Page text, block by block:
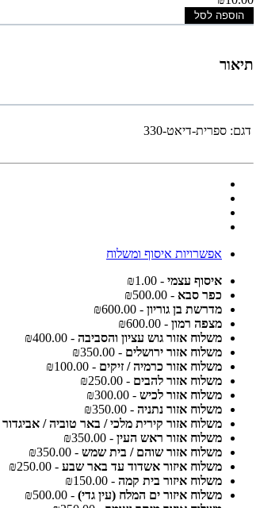
הוספה לסל
תיאור
דגם: ספרית-דיאט-330
אפשרויות איסוף ומשלוח
איסוף עצמי - ₪1.00
כפר סבא - ₪500.00
מדרשת בן גוריון - ₪600.00
מצפה רמון - ₪600.00
משלוח אזור גוש עציון והסביבה - ₪400.00
משלוח אזור ירושלים - ₪350.00
משלוח אזור כרמיה / זיקים - ₪100.00
משלוח אזור להבים - ₪250.00
משלוח אזור לכיש - ₪300.00
משלוח אזור נתניה - ₪350.00
משלוח אזור קירית מלכי / באר טוביה / אביגדור
משלוח אזור ראש העין - ₪350.00
משלוח אזור שוהם / בית שמש - ₪350.00
משלוח איזור אשדוד עד באר שבע - ₪250.00
משלוח איזור בית קמה - ₪150.00
משלוח איזור ים המלח (עין גדי) - ₪500.00